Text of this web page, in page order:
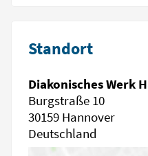
Standort
Diakonisches Werk
Burgstraße 10
30159 Hannover
Deutschland